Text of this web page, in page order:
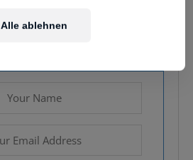
Alle ablehnen